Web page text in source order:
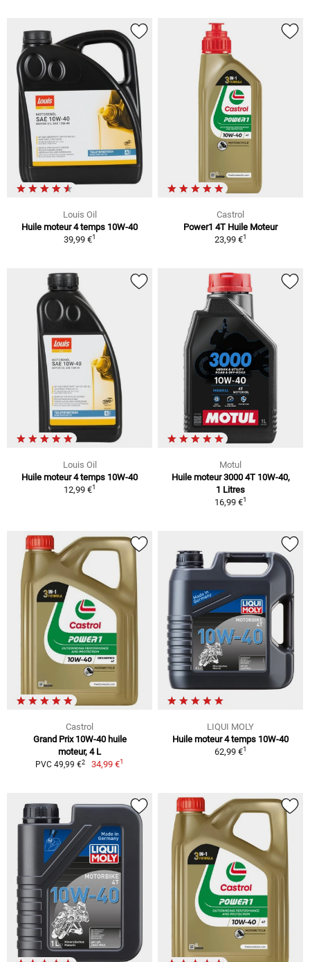
Louis Oil
Huile moteur 4 temps 10W-40
39,99 €1
Castrol
Power1 4T Huile Moteur
23,99 €1
Louis Oil
Huile moteur 4 temps 10W-40
12,99 €1
Motul
Huile moteur 3000 4T 10W-40,
1 Litres
16,99 €1
Castrol
Grand Prix 10W-40 huile
moteur, 4 L
PVC 49,99 €2 34,99 €1
LIQUI MOLY
Huile moteur 4 temps 10W-40
62,99 €1